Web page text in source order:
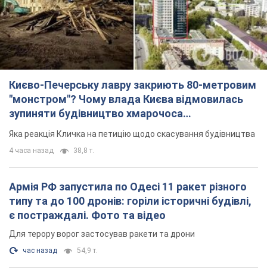
Києво-Печерську лавру закриють 80-метровим
"монстром"? Чому влада Києва відмовилась
зупиняти будівництво хмарочоса
"московського вірянина"
Яка реакція Кличка на петицію щодо скасування будівництва
4 часа назад 38,8 т.
Армія РФ запустила по Одесі 11 ракет різного
типу та до 100 дронів: горіли історичні будівлі,
є постраждалі. Фото та відео
Для терору ворог застосував ракети та дрони
час назад 54,9 т.